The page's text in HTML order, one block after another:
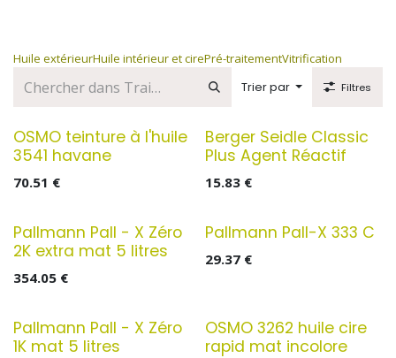
Huile extérieurHuile intérieur et cirePré-traitementVitrification
Trier par Filtres
OSMO teinture à l'huile
3541 havane
70.51 €
Berger Seidle Classic
Plus Agent Réactif
15.83€
Pallmann Pall - X Zéro
2K extra mat 5 litres
354.05 €
Pallmann Pall-X 333 C
29.37€
Pallmann Pall - X Zéro
1K mat 5 litres
OSMO 3262 huile cire
rapid mat incolore